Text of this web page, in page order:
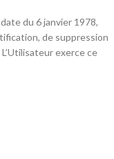
du 6 janvier 1978,
de suppression
exerce ce